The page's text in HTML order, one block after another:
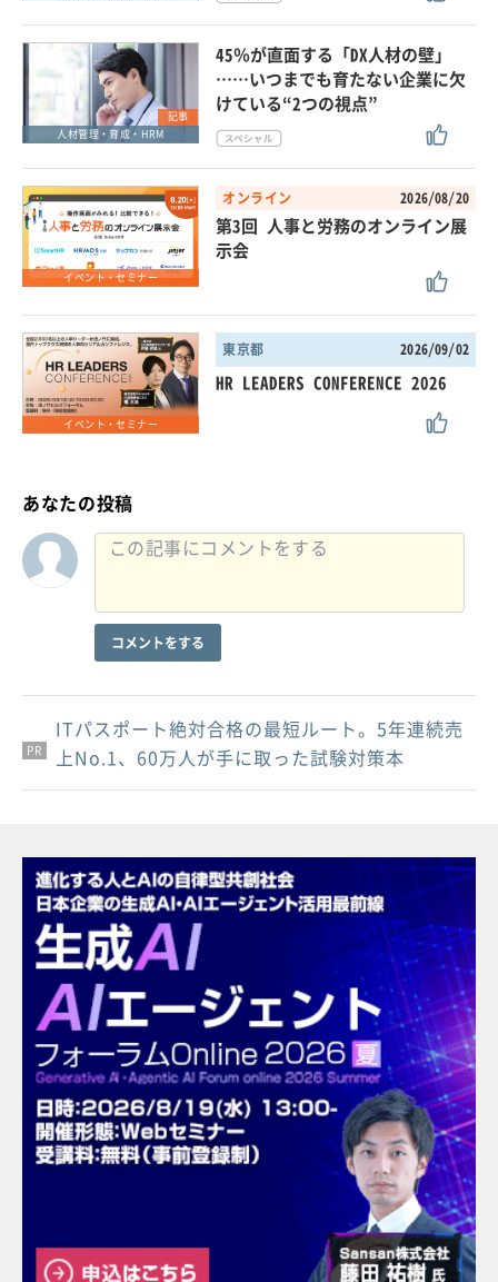
記事
人材管理・育成・HRM
45％が直面する「DX人材の壁」
……いつまでも育たない企業に欠
けている“2つの視点”
イベント・セミナー
オンライン 2026/08/20
第3回 人事と労務のオンライン展
示会
イベント・セミナー
東京都 2026/09/02
HR LEADERS CONFERENCE 2026
あなたの投稿
コメントをする
PR
PR
PR
ITパスポート絶対合格の最短ルート。5年連続売
上No.1、60万人が手に取った試験対策本